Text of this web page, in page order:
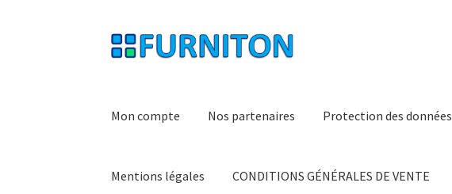
Aller
à
Aller
au
Mon compte Nos partenaires Protection des données
Mentions légales CONDITIONS GÉNÉRALES DE VENTE